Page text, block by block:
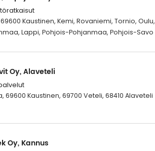
Kaustinen, Kemi, Rovaniemi, Tornio, Oulu,
Lappi, Pohjois-Pohjanmaa, Pohjois-Savo
Oy, Alaveteli
69600 Kaustinen, 69700 Veteli, 68410 Alaveteli
Oy, Kannus